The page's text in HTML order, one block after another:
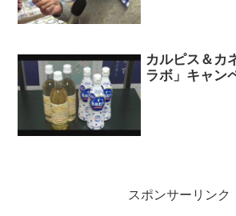
カルピス＆カ
ラボ」キャン
スポンサーリンク